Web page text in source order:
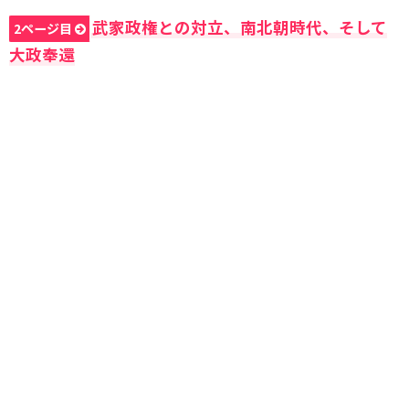
2ページ目
武家政権との対立、南北朝時代、そして
大政奉還